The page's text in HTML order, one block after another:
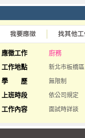
應徵工作
廚務
工作地點
新北市板橋區
學 歷 無限制
上班時段 依公司規定
工作內容 面試時詳談